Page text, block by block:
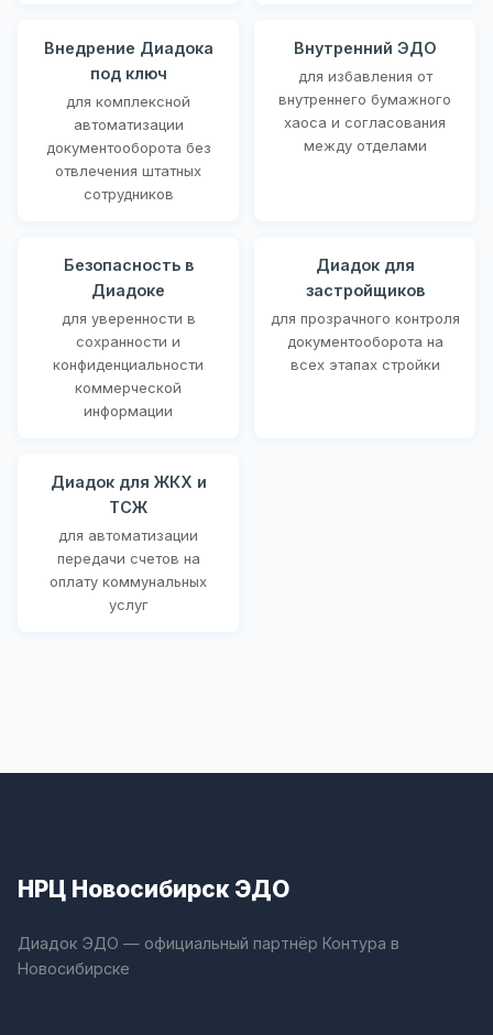
Внедрение Диадока
под ключ
для комплексной
автоматизации
документооборота без
отвлечения штатных
сотрудников
Внутренний ЭДО
для избавления от
внутреннего бумажного
хаоса и согласования
между отделами
Безопасность в
Диадоке
для уверенности в
сохранности и
конфиденциальности
коммерческой
информации
Диадок для
застройщиков
для прозрачного контроля
документооборота на
всех этапах стройки
Диадок для ЖКХ и
ТСЖ
для автоматизации
передачи счетов на
оплату коммунальных
услуг
НРЦ Новосибирск ЭДО
Диадок ЭДО — официальный партнёр Контура в
Новосибирске